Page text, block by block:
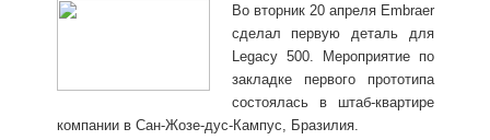
Во вторник 20 апреля Embraer
сделал первую деталь для
Legacy 500. Мероприятие по
закладке первого прототипа
состоялась в штаб-квартире
компании в Сан-Жозе-дус-Кампус, Бразилия.